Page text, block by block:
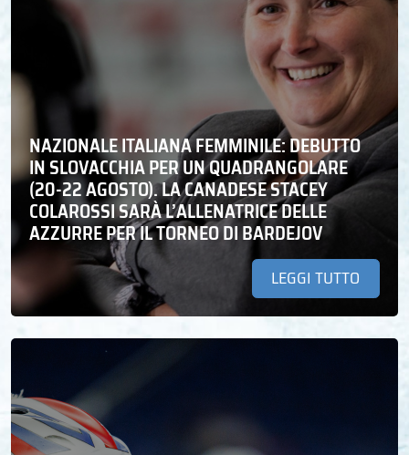
NAZIONALE ITALIANA FEMMINILE: DEBUTTO
IN SLOVACCHIA PER UN QUADRANGOLARE
(20-22 AGOSTO). LA CANADESE STACEY
COLAROSSI SARÀ L’ALLENATRICE DELLE
AZZURRE PER IL TORNEO DI BARDEJOV
LEGGI TUTTO